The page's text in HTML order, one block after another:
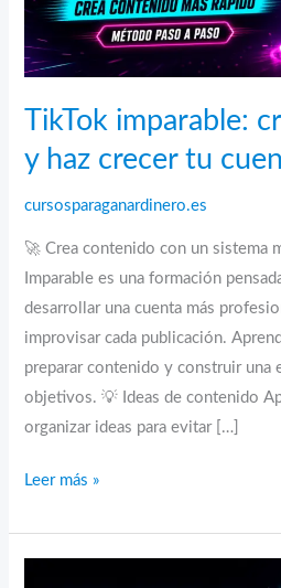
TikTok imparable:
y haz crecer tu
cursosparaganardinero.es
🚀 Crea contenido con un sistema
Imparable es una formación
desarrollar una cuenta más
improvisar cada publicación.
preparar contenido y construir una
objetivos. 💡 Ideas de contenido
organizar ideas para evitar […]
TikTok
crea
Leer más »